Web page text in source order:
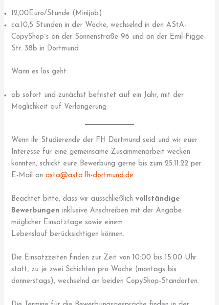
12,00Euro/Stunde (Minijob)
ca.10,5 Stunden in der Woche, wechselnd in den AStA-
CopyShop`s an der Sonnenstraße 96 und an der Emil-Figge-
Str. 38b in Dortmund
Wann es los geht:
ab sofort und zunächst befristet auf ein Jahr, mit der
Möglichkeit auf Verlängerung
Wenn ihr Studierende der FH Dortmund seid und wir euer
Interesse für eine gemeinsame Zusammenarbeit wecken
konnten, schickt eure Bewerbung gerne bis zum 25.11.22 per
E-Mail anasta@asta.fh-dortmund.de.
Beachtet bitte, dass wir ausschließlichvollständige
Bewerbungen inklusive Anschreiben mit der Angabe
möglicher Einsatztage sowie einem
Lebenslauf berücksichtigen können.
Die Einsatzzeiten finden zur Zeit von 10:00 bis 15:00 Uhr
statt, zu je zwei Schichten pro Woche (montags bis
donnerstags), wechselnd an beiden CopyShop-Standorten.